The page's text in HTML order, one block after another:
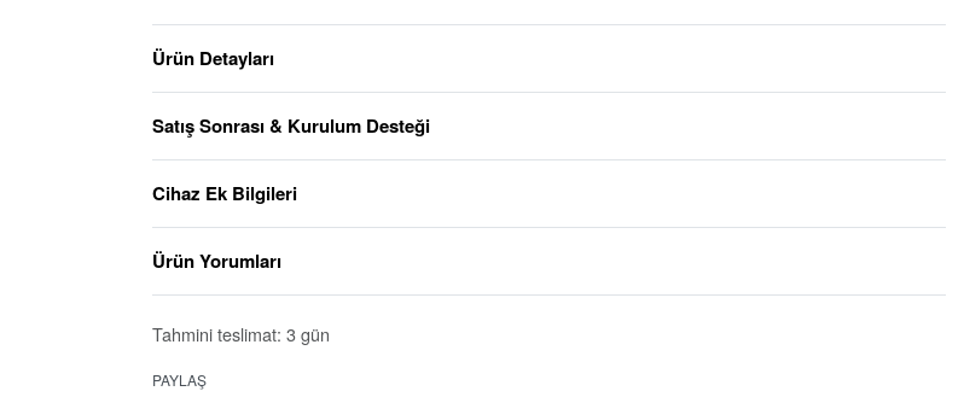
Ürün Detayları
Satış Sonrası & Kurulum Desteği
Cihaz Ek Bilgileri
Ürün Yorumları
Tahmini teslimat: 3 gün
PAYLAŞ